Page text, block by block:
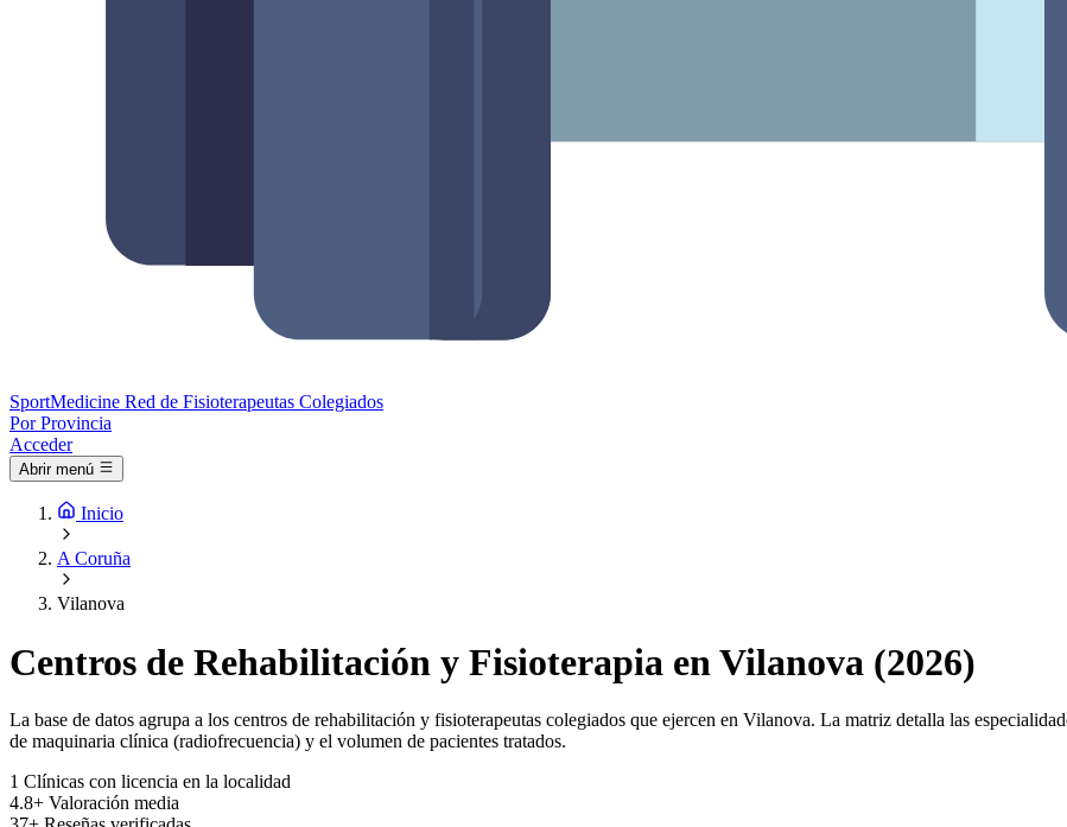
SportMedicine Red de Fisioterapeutas Colegiados
Por Provincia
Acceder
Abrir menú
Inicio
A Coruña
Vilanova
Centros de Rehabilitación y Fisioterapia en Vilanova (2026)
La base de datos agrupa a los centros de rehabilitación y fisioterapeutas colegiados que ejercen en Vilanova. La matriz detalla las
de maquinaria clínica (radiofrecuencia) y el volumen de pacientes tratados.
1 Clínicas con licencia en la localidad
4.8+ Valoración media